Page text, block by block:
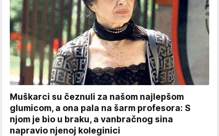
Muškarci su čeznuli za našom najlepšom
glumicom, a ona pala na šarm profesora: S
njom je bio u braku, a vanbračnog sina
napravio njenoj koleginici